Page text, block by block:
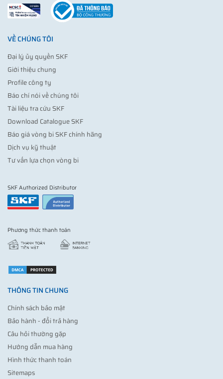
VỀ CHÚNG TÔI
Đại lý ủy quyền SKF
Giới thiệu chung
Profile công ty
Báo chí nói về chúng tôi
Tài liệu tra cứu SKF
Download Catalogue SKF
Báo giá vòng bi SKF chính hãng
Dịch vụ kỹ thuật
Tư vấn lựa chọn vòng bi
SKF Authorized Distributor
Phương thức thanh toán
THÔNG TIN CHUNG
Chính sách bảo mật
Bảo hành - đổi trả hàng
Câu hỏi thường gặp
Hướng dẫn mua hàng
Hình thức thanh toán
Sitemaps